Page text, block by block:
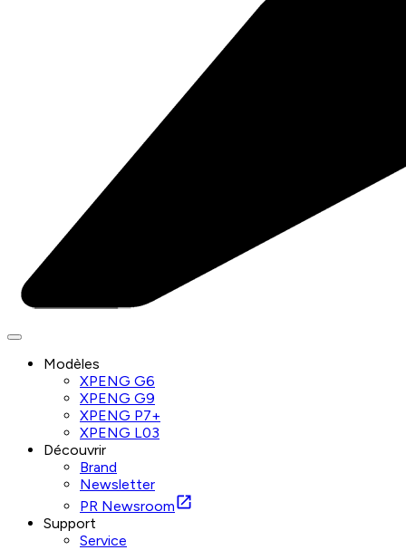
Modèles
XPENG G6
XPENG G9
XPENG P7+
XPENG L03
Découvrir
Brand
Newsletter
PR Newsroom
Support
Service